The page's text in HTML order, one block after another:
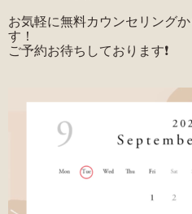
お気軽に無料カウンセリング
す！
ご予約お待ちしております❗️